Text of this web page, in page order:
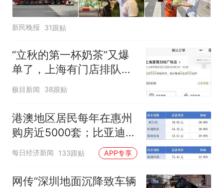
新民晚报 31跟贴
“立秋的第一杯奶茶”又爆
单了，上海有门店排队超
500杯，店员：今天奶茶
时
极目新闻 38跟贴
港澳地区居民每年在惠州
购房近5000套；比亚迪销
量跻身全球车企第六丨大
湾区财经早参
每日经济新闻 133跟贴 APP专享
网传“深圳地面沉降致车辆